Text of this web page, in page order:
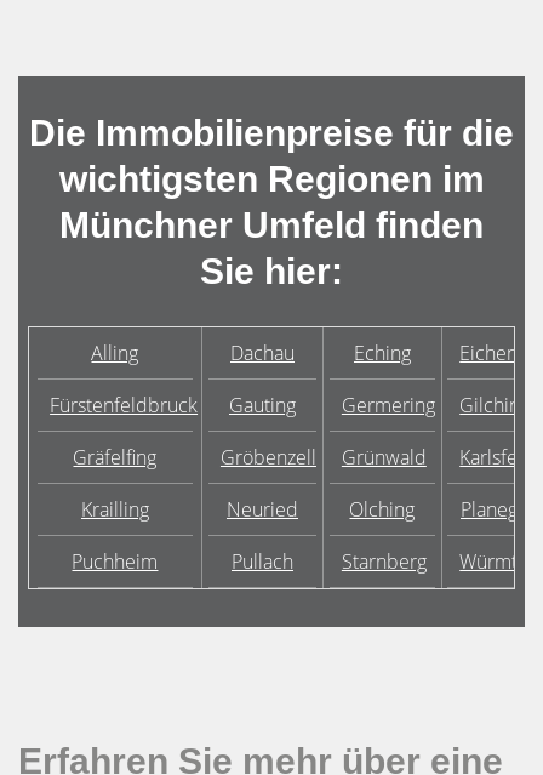
Die Immobilienpreise für die
wichtigsten Regionen im
Münchner Umfeld finden
Sie hier:
Alling Dachau Eching
Eichenau
Fürstenfeldbruck
Gauting Germering
Gilching
Gräfelfing
Gröbenzell Grünwald
Karlsfeld
Krailling
Neuried Olching
Planegg
Puchheim
Pullach Starnberg Würmtal
Erfahren Sie mehr über eine